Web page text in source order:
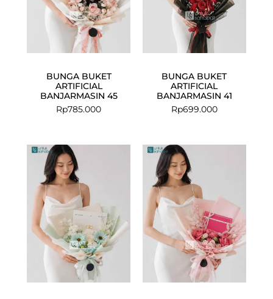
BUNGA BUKET
ARTIFICIAL
BANJARMASIN 45
Rp785.000
BUNGA BUKET
ARTIFICIAL
BANJARMASIN 41
Rp699.000